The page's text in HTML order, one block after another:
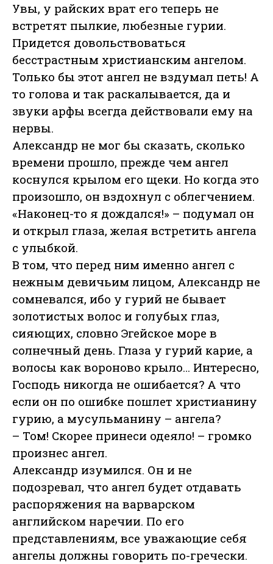
Увы, у райских врат его теперь не
встретят пылкие, любезные гурии.
Придется довольствоваться
бесстрастным христианским ангелом.
Только бы этот ангел не вздумал петь! А
то голова и так раскалывается, да и
звуки арфы всегда действовали ему на
нервы.
Александр не мог бы сказать, сколько
времени прошло, прежде чем ангел
коснулся крылом его щеки. Но когда это
произошло, он вздохнул с облегчением.
«Наконец-то я дождался!» – подумал он
и открыл глаза, желая встретить ангела
с улыбкой.
В том, что перед ним именно ангел с
нежным девичьим лицом, Александр не
сомневался, ибо у гурий не бывает
золотистых волос и голубых глаз,
сияющих, словно Эгейское море в
солнечный день. Глаза у гурий карие, а
волосы как вороново крыло… Интересно,
Господь никогда не ошибается? А что
если он по ошибке пошлет христианину
гурию, а мусульманину – ангела?
– Том! Скорее принеси одеяло! – громко
произнес ангел.
Александр изумился. Он и не
подозревал, что ангел будет отдавать
распоряжения на варварском
английском наречии. По его
представлениям, все уважающие себя
ангелы должны говорить по-гречески.